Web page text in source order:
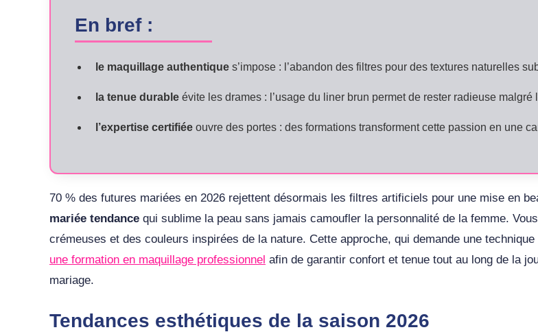
En bref :
le maquillage authentique s’impose : l’abandon des filtres pour des textures naturelles
la tenue durable évite les drames : l’usage du liner brun permet de rester radieuse malgré
l’expertise certifiée ouvre des portes : des formations transforment cette passion en une
70 % des futures mariées en 2026 rejettent désormais les filtres artificiels pour une mise en
mariée tendance qui sublime la peau sans jamais camoufler la personnalité de la femme.
crémeuses et des couleurs inspirées de la nature. Cette approche, qui demande une
une formation en maquillage professionnel afin de garantir confort et tenue tout au long de la
mariage.
Tendances esthétiques de la saison 2026